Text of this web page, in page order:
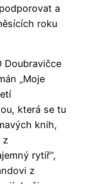
a
roku
Doubravičce
„Moje
která se tu
knih,
z
rytíř“,
z